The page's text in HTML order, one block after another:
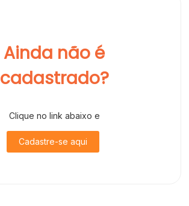
Ainda não é
cadastrado?
Clique no link abaixo e
Cadastre-se aqui